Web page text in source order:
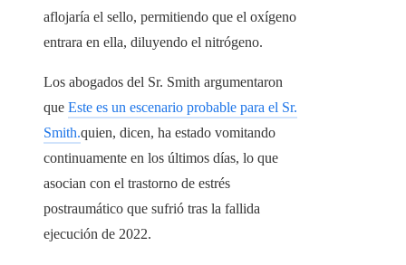
aflojaría el sello, permitiendo que el oxígeno
entrara en ella, diluyendo el nitrógeno.
Los abogados del Sr. Smith argumentaron
que Este es un escenario probable para el Sr.
Smith.quien, dicen, ha estado vomitando
continuamente en los últimos días, lo que
asocian con el trastorno de estrés
postraumático que sufrió tras la fallida
ejecución de 2022.